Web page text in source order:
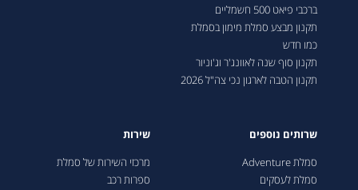
ברכבי פיאט 500 חשמליים
תקנון מבצע סמלת מימון בסמלת
כמו חדש
תקנון סוף שנה לאוונג'ר וג'וניור
תקנון הטבה לארגון נכי צה"ל 2026
שרותים נוספים
סמלת Adventure
סמלת לעסקים
שירות
מרכזי השירות של סמלת
ספרות רכב